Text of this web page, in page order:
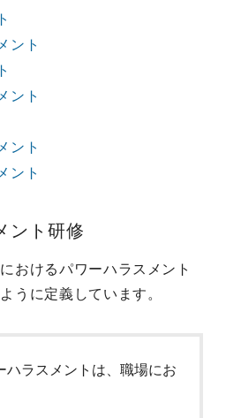
ント
ント
ント
ント
ント研修
おけるパワーハラスメント
うに定義しています。
ハラスメントは、職場にお